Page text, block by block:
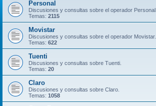
Personal
Discusiones y consultas sobre el operador Personal.
Temas: 2115
Movistar
Discusiones y consultas sobre el operador Movistar.
Temas: 622
Tuenti
Discusiones y consultas sobre Tuenti.
Temas: 20
Claro
Discusiones y consultas sobre Claro.
Temas: 1058